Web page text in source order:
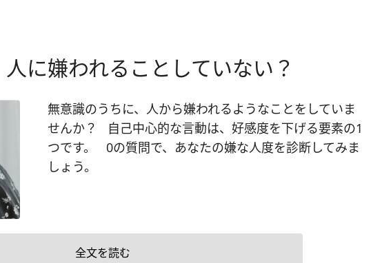
人に嫌われることしていない？
無意識のうちに、人から嫌われるようなことをしていま
せんか？ 自己中心的な言動は、好感度を下げる要素の1
つです。 0の質問で、あなたの嫌な人度を診断してみま
しょう。
全文を読む